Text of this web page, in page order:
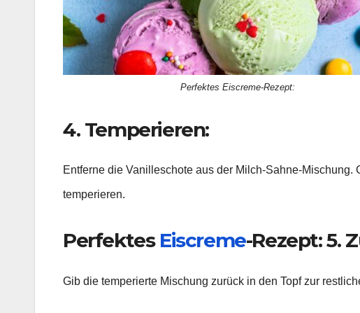
Perfektes Eiscreme-Rezept:
4. Temperieren:
Entferne die Vanilleschote aus der Milch-Sahne-
temperieren.
Perfektes Eiscreme-Rezept: 5.
Gib die temperierte Mischung zurück in den Topf zur